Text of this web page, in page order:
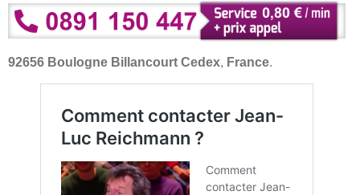
92656 Boulogne Billancourt Cedex, France.